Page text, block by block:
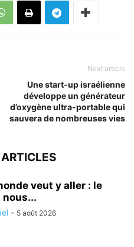
Next article
Une start-up israélienne
développe un générateur
d’oxygène ultra-portable qui
sauvera de nombreuses vies
veut y aller : le
nous...
- 5 août 2026